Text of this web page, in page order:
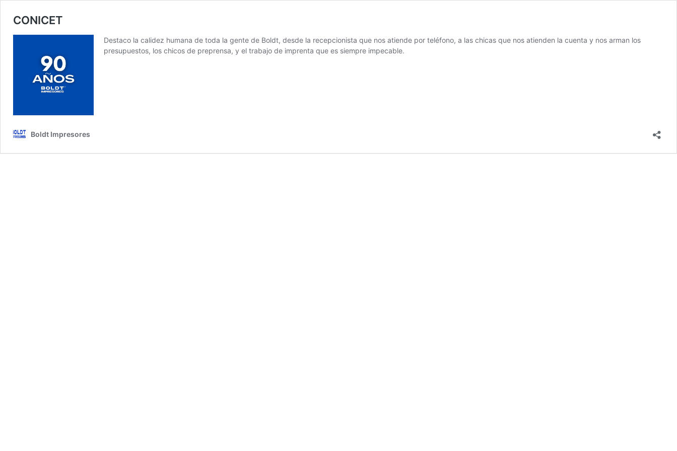
CONICET
Destaco la calidez humana de toda la gente de Boldt, desde la recepcionista que nos atiende por teléfono, a las chicas que nos atienden la cuenta y nos arman los
presupuestos, los chicos de preprensa, y el trabajo de imprenta que es siempre impecable.
Boldt Impresores